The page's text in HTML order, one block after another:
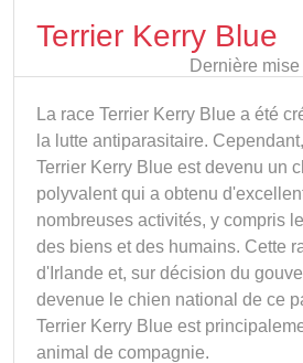
Terrier Kerry Blue
Dernière
La race Terrier Kerry Blue a été
la lutte antiparasitaire.
Terrier Kerry Blue est devenu un
polyvalent qui a obtenu
nombreuses activités, y compris
des biens et des humains. Cette
d'Irlande et, sur décision du
devenue le chien national de ce
Terrier Kerry Blue est
animal de compagnie.